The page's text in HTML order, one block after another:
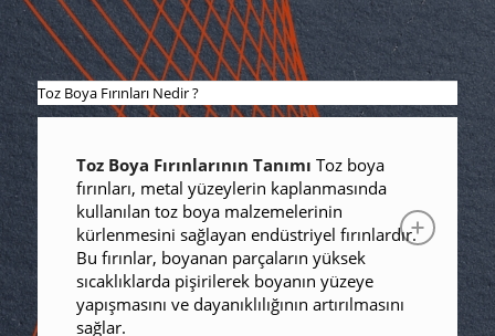
Toz Boya Fırınları Nedir ?
Toz Boya Fırınlarının Tanımı Toz boya
fırınları, metal yüzeylerin kaplanmasında
kullanılan toz boya malzemelerinin
kürlenmesini sağlayan endüstriyel fırınlardır.
Bu fırınlar, boyanan parçaların yüksek
sıcaklıklarda pişirilerek boyanın yüzeye
yapışmasını ve dayanıklılığının artırılmasını
sağlar.